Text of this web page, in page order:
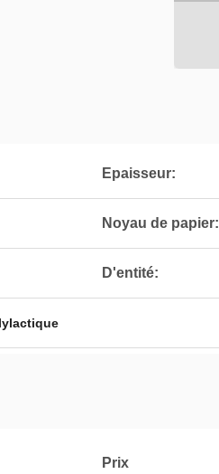
Epaisseur:
Noyau de papier:
D'entité:
Prix